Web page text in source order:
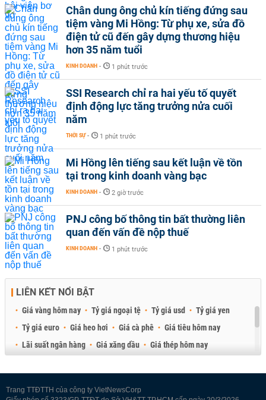
Chân dung ông chủ kín tiếng đứng sau
tiệm vàng Mi Hồng: Từ phụ xe, sửa đồ
điện tử cũ đến gây dựng thương hiệu
hơn 35 năm tuổi
KINH DOANH - 1 phút trước
SSI Research chỉ ra hai yếu tố quyết
định động lực tăng trưởng nửa cuối
năm
THỜI SỰ - 1 phút trước
Mi Hồng lên tiếng sau kết luận về tồn
tại trong kinh doanh vàng bạc
KINH DOANH - 2 giờ trước
PNJ công bố thông tin bất thường liên
quan đến vấn đề nộp thuế
KINH DOANH - 1 phút trước
LIÊN KẾT NỔI BẬT
Giá vàng hôm nay Tỷ giá ngoại tệ Tỷ giá usd
Tỷ giá yen
Tỷ giá euro
Giá heo hơi Giá cà phê
Giá tiêu hôm nay
Lãi suất ngân hàng
Giá xăng dầu
Giá thép hôm nay
Trang TTĐTTH của công ty VietNewsCorp